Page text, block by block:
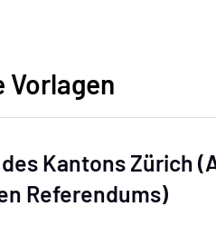
Vorlagen
Kantons Zürich
Referendums)